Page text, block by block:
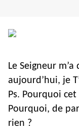
Le Seigneur
aujourd’hui, je
Ps. Pourquoi
Pourquoi, de
rien ?